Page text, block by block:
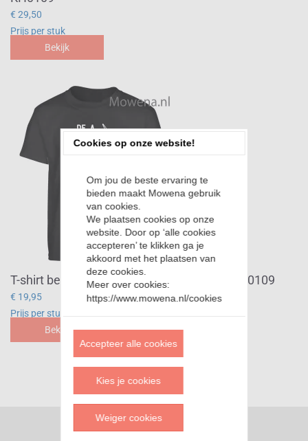
€ 29,50
Prijs per stuk
Bekijk
T-shirt be an unicorn in a field of horses KTP0109
€ 19,95
Prijs per stuk
Bekijk
Cookies op onze website!
Om jou de beste ervaring te
bieden maakt Mowena gebruik
van cookies.
We plaatsen cookies op onze
website. Door op ‘alle cookies
accepteren’ te klikken ga je
akkoord met het plaatsen van
deze cookies.
Meer over cookies:
https://www.mowena.nl/cookies
Accepteer alle cookies
Kies je cookies
Weiger cookies